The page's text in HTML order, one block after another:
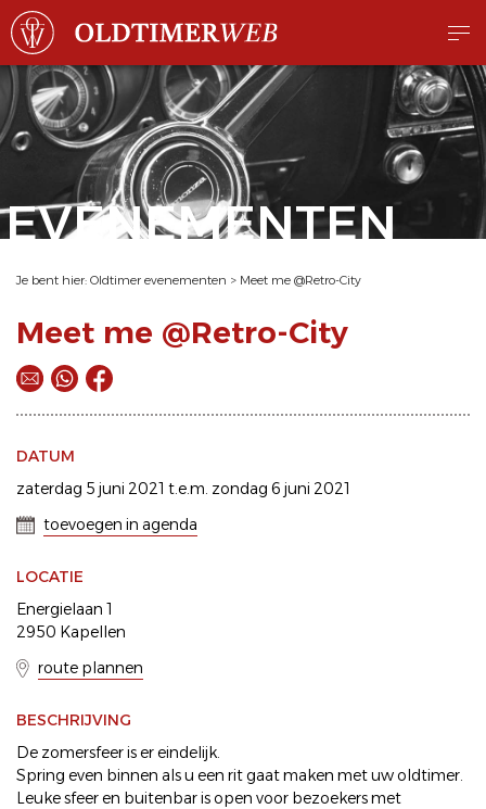
EVENEMENTEN
Je bent hier: Oldtimer evenementen > Meet me @Retro-City
Meet me @Retro-City
DATUM
zaterdag 5 juni 2021 t.e.m. zondag 6 juni 2021
toevoegen in agenda
LOCATIE
Energielaan 1
2950 Kapellen
route plannen
BESCHRIJVING
De zomersfeer is er eindelijk.
Spring even binnen als u een rit gaat maken met uw oldtimer.
Leuke sfeer en buitenbar is open voor bezoekers met